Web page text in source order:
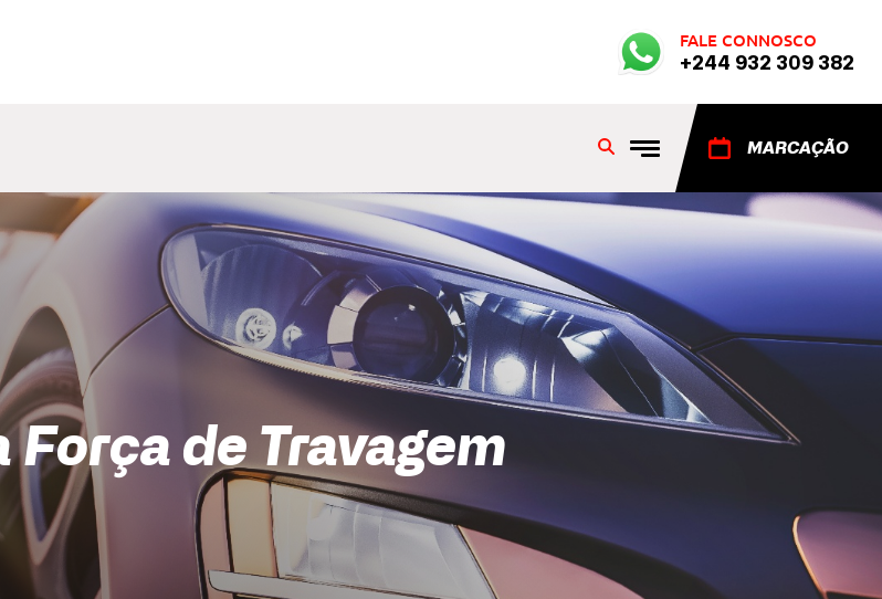
FALE CONNOSCO
+244 932 309 382
MARCAÇÃO
Força de Travagem